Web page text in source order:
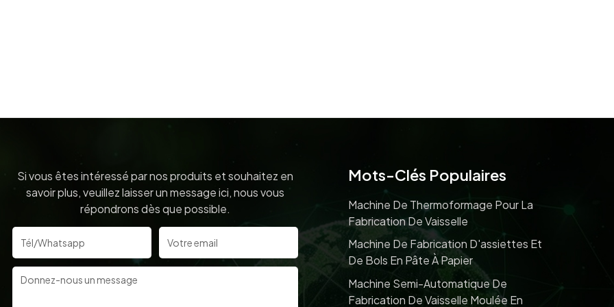
Si vous êtes intéressé par nos produits et souhaitez en
savoir plus, veuillez laisser un message ici, nous vous
répondrons dès que possible.
Mots-Clés Populaires
Machine De Thermoformage Pour La
Fabrication De Vaisselle
Machine De Fabrication D'assiettes Et
De Bols En Pâte À Papier
Machine Semi-Automatique De
Fabrication De Vaisselle Moulée En